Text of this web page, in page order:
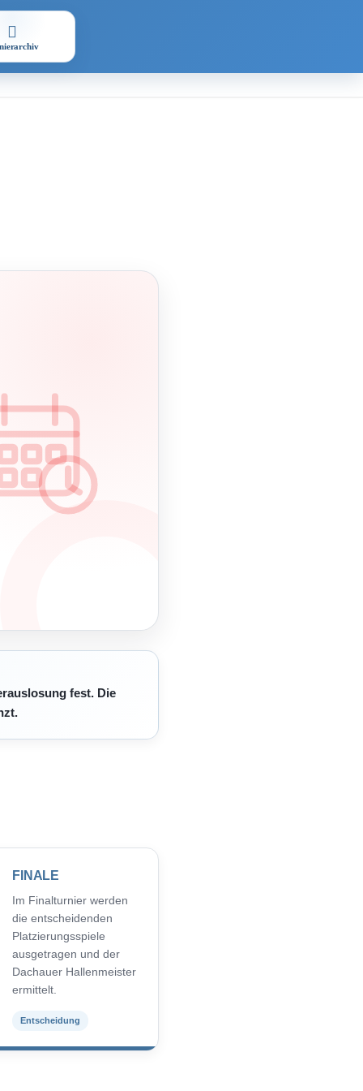
fest. Die
FINALE
Im Finalturnier werden
die entscheidenden
Platzierungsspiele
ausgetragen und der
Dachauer Hallenmeister
ermittelt.
Entscheidung